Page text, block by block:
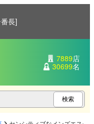
長]
7889店
30699名